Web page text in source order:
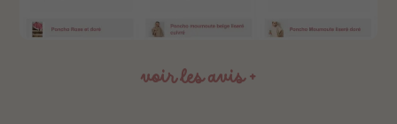
voir les avis +